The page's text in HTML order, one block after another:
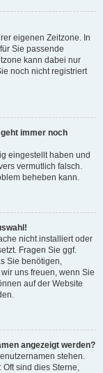
eigenen Zeitzone. In
Sie passende
kann dabei nur
noch nicht registriert
immer noch
eingestellt haben und
vermutlich falsch.
beheben kann.
nicht installiert oder
Fragen Sie ggf.
Sie benötigen,
uns freuen, wenn Sie
auf der Website
angezeigt werden?
stehen.
Oft sind dies Sterne,